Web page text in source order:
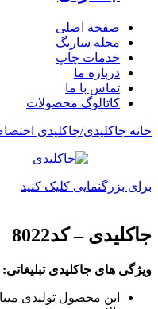
صفحه اصلی
مجله سارنگ
خدمات چاپ
درباره ما
تماس با ما
کاتالوگ محصولات
خانه جاکلیدی/جاکلیدی
برای بزرگنمایی کلیک کنید
جاکلیدی – کد8022
ویژگی های جاکلیدی تبلیغاتی:
این محصول تولیدی